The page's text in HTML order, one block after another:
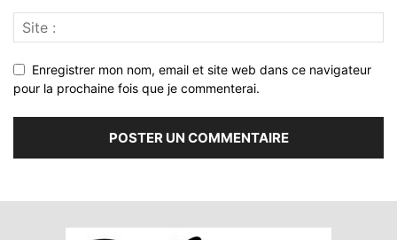
Enregistrer mon nom, email et site web dans ce navigateur
pour la prochaine fois que je commenterai.